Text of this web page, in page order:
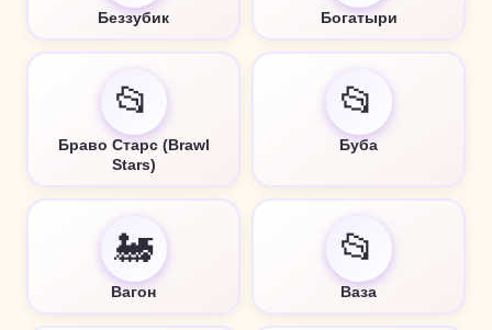
Беззубик Богатыри
📂
Браво Старс (Brawl
Stars)
📂
Буба
🚂
Вагон
📂
Ваза